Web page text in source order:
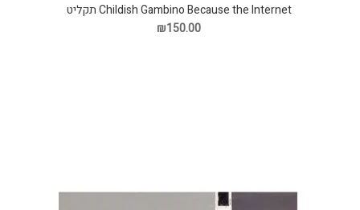
Childish Gambino Because the Internet תקליט
₪150.00